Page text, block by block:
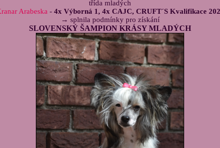
třída mladých
Arabeska - 4x Výborná 1, 4x CAJC, CRUFT´S Kvalifikace
→ splnila podmínky pro získání
SLOVENSKÝ ŠAMPION KRÁSY MLADÝCH